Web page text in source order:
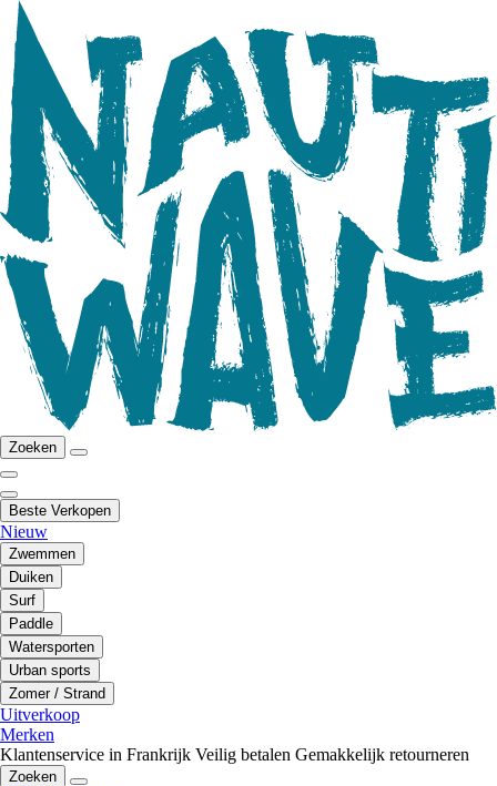
Zoeken
Beste Verkopen
Nieuw
Zwemmen
Duiken
Surf
Paddle
Watersporten
Urban sports
Zomer / Strand
Uitverkoop
Merken
Klantenservice in Frankrijk Veilig betalen Gemakkelijk retourneren
Zoeken